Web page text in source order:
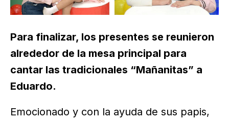
Para finalizar, los presentes se reunieron
alrededor de la mesa principal para
cantar las tradicionales “Mañanitas” a
Eduardo.
Emocionado y con la ayuda de sus papis,